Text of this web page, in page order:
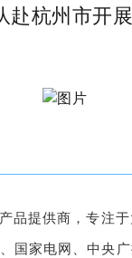
杭州市开
提供商，专注
家电网、中央